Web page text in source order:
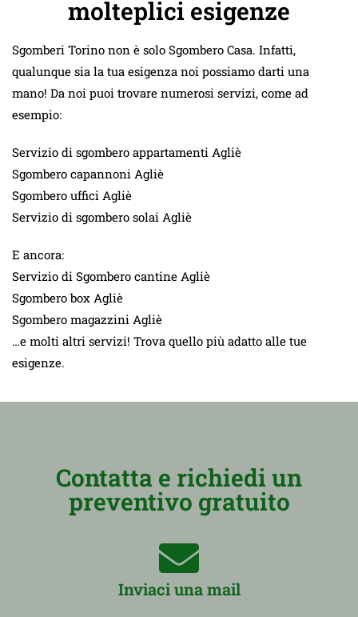
molteplici esigenze
Sgomberi Torino non è solo Sgombero Casa. Infatti,
qualunque sia la tua esigenza noi possiamo darti una
mano! Da noi puoi trovare numerosi servizi, come ad
esempio:
Servizio di sgombero appartamenti Agliè
Sgombero capannoni Agliè
Sgombero uffici Agliè
Servizio di sgombero solai Agliè
E ancora:
Servizio di Sgombero cantine Agliè
Sgombero box Agliè
Sgombero magazzini Agliè
…e molti altri servizi! Trova quello più adatto alle tue
esigenze.
Contatta e richiedi un
preventivo gratuito
Inviaci una mail